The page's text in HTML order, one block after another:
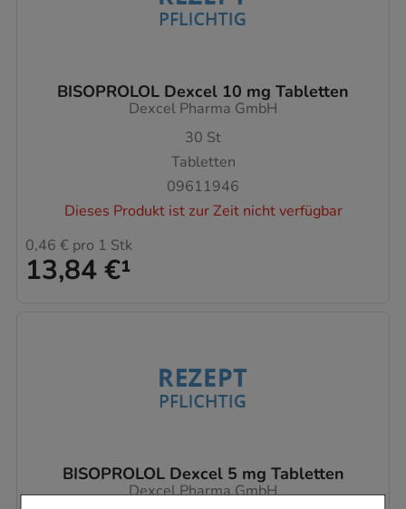
BISOPROLOL Dexcel 10 mg Tabletten
Dexcel Pharma GmbH
30 St
Tabletten
09611946
Dieses Produkt ist zur Zeit nicht verfügbar
13,84 €¹
0,46 € pro 1 Stk
BISOPROLOL Dexcel 5 mg Tabletten
Dexcel Pharma GmbH